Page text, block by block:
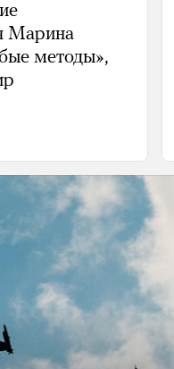
Марина
методы»,